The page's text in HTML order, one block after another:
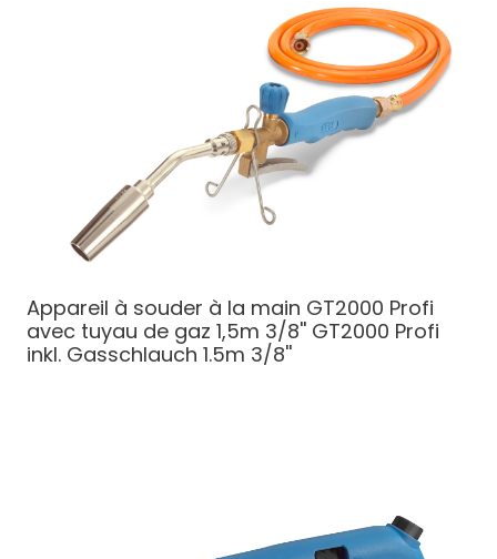
Appareil à souder à la main GT2000 Profi
avec tuyau de gaz 1,5m 3/8'' GT2000 Profi
inkl. Gasschlauch 1.5m 3/8''